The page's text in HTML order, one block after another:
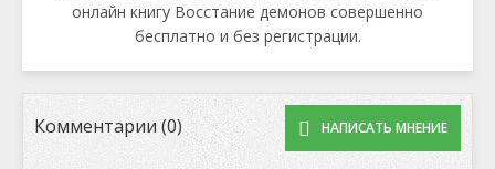
онлайн книгу Восстание демонов совершенно
бесплатно и без регистрации.
Комментарии (0) НАПИСАТЬ МНЕНИЕ